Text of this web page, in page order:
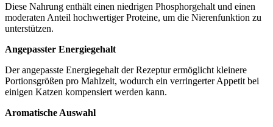
Diese Nahrung enthält einen niedrigen Phosphorgehalt und einen
moderaten Anteil hochwertiger Proteine, um die Nierenfunktion zu
unterstützen.
Angepasster Energiegehalt
Der angepasste Energiegehalt der Rezeptur ermöglicht kleinere
Portionsgrößen pro Mahlzeit, wodurch ein verringerter Appetit bei
einigen Katzen kompensiert werden kann.
Aromatische Auswahl